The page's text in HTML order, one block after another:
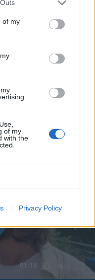
of my
of my
with the
Privacy Policy
01:16